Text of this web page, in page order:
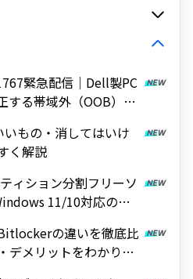
緊急配信｜Dell製PC
する帯域外（OOB）ア
もの・消してはいけ
く解説
ィション分割フリーソ
11/10対応の無
の違いを徹底比
デメリットをわかりや